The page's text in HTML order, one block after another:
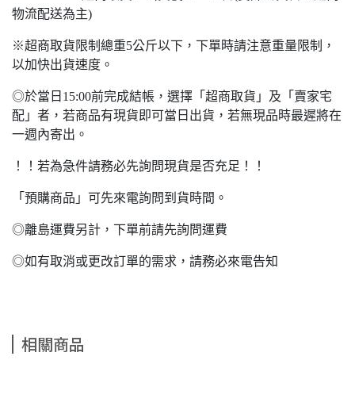
物流配送為主)
※超商取貨限制總重5公斤以下，下單時請注意重量限制，
以加快出貨速度。
◎於當日15:00前完成結帳，選擇「超商取貨」及「賣家宅
配」者，若商品有現貨即可當日出貨，若無現品時最遲將在
一週內寄出。
！！若為急件請務必先詢問現貨是否充足！！
「預購商品」可先來電詢問到貨時間。
◎離島運費另計，下單前請先詢問運費
◎如有取消或更改訂單的需求，請務必來電告知
相關商品